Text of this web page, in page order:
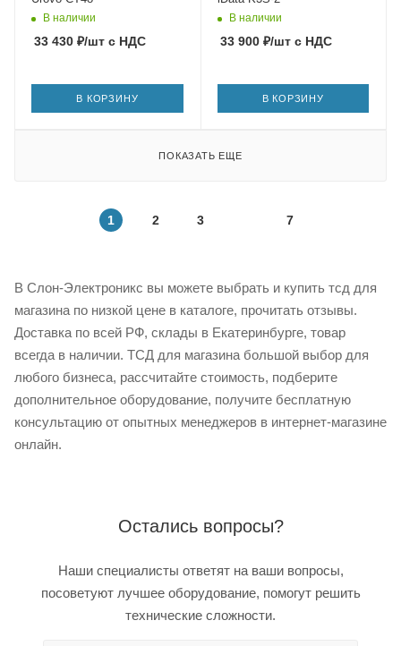
В наличии
33 430 ₽/шт с НДС
В КОРЗИНУ
В наличии
33 900₽/штс НДС
В КОРЗИНУ
ПОКАЗАТЬ ЕЩЕ
1 2 3 7
В Слон-Электроникс вы можете выбрать и купить тсд для
магазина по низкой цене в каталоге, прочитать отзывы.
Доставка по всей РФ, склады в Екатеринбурге, товар
всегда в наличии. ТСД для магазина большой выбор для
любого бизнеса, рассчитайте стоимость, подберите
дополнительное оборудование, получите бесплатную
консультацию от опытных менеджеров в интернет-магазине
онлайн.
Остались вопросы?
Наши специалисты ответят на ваши вопросы,
посоветуют лучшее оборудование, помогут решить
технические сложности.